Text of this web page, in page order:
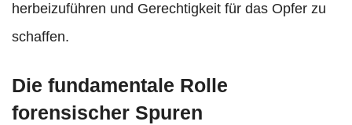
herbeizuführen und Gerechtigkeit für das Opfer zu
schaffen.
Die fundamentale Rolle
forensischer Spuren